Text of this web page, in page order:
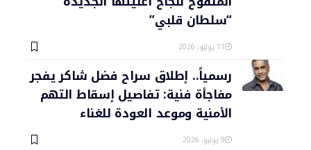
“سلطان قلبي”
11 يوليو، 2026
رسمياً.. إطلاق سراح فضل شاكر يفجر
مفاجأة فنية: تفاصيل إسقاط التهم
الأمنية وموعد العودة للغناء
9 يوليو، 2026